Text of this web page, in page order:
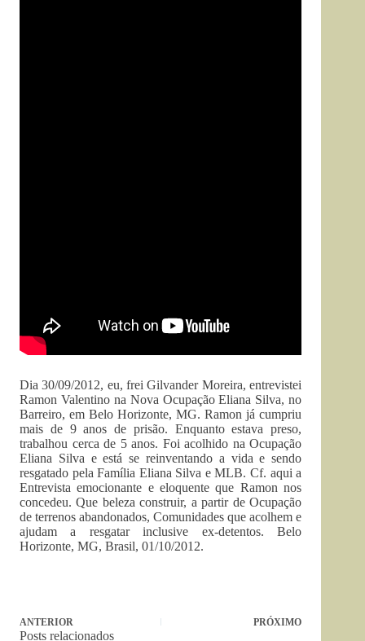
Dia 30/09/2012, eu, frei Gilvander Moreira, entrevistei
Ramon Valentino na Nova Ocupação Eliana Silva, no
Barreiro, em Belo Horizonte, MG. Ramon já cumpriu
mais de 9 anos de prisão. Enquanto estava preso,
trabalhou cerca de 5 anos. Foi acolhido na Ocupação
Eliana Silva e está se reinventando a vida e sendo
resgatado pela Família Eliana Silva e MLB. Cf. aqui a
Entrevista emocionante e eloquente que Ramon nos
concedeu. Que beleza construir, a partir de Ocupação
de terrenos abandonados, Comunidades que acolhem e
ajudam a resgatar inclusive ex-detentos. Belo
Horizonte, MG, Brasil, 01/10/2012.
ANTERIOR PRÓXIMO
Posts relacionados